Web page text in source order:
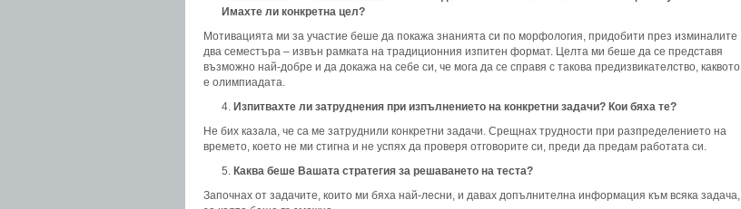
Имахте ли конкретна цел?
Мотивацията ми за участие беше да покажа знанията си по морфология, придобити през изминалите
два семестъра – извън рамката на традиционния изпитен формат. Целта ми беше да се представя
възможно най-добре и да докажа на себе си, че мога да се справя с такова предизвикателство, каквото
е олимпиадата.
Изпитвахте ли затруднения при изпълнението на конкретни задачи? Кои бяха те?
Не бих казала, че са ме затруднили конкретни задачи. Срещнах трудности при разпределението на
времето, което не ми стигна и не успях да проверя отговорите си, преди да предам работата си.
Каква беше Вашата стратегия за решаването на теста?
Започнах от задачите, които ми бяха най-лесни, и давах допълнителна информация към всяка задача,